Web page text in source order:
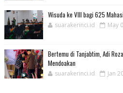
Wisuda ke VIII bagi 625
suarakerinci.id May
Bertemu di Tanjabtim, Adi
Mendoakan
suarakerinci.id Jan